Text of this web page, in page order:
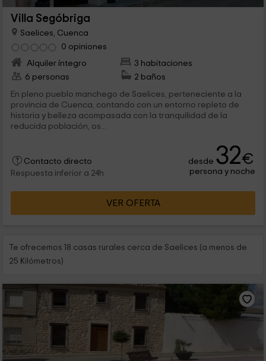
Villa Segóbriga
Saelices, Cuenca
0 opiniones
Alquiler íntegro
3 habitaciones
6 personas
2 baños
En pleno pueblo manchego de Saelices, perteneciente a la
provincia de Cuenca, contando con un entorno repleto de
historia y belleza acompasada con la tranquilidad de la
reducida población, os...
Contacto directo
Respuesta inferior a 24h
desde 32€
persona y noche
VER OFERTA
Te ofrecemos 18 casas rurales cerca de Saelices (a menos de
25 Kilómetros)